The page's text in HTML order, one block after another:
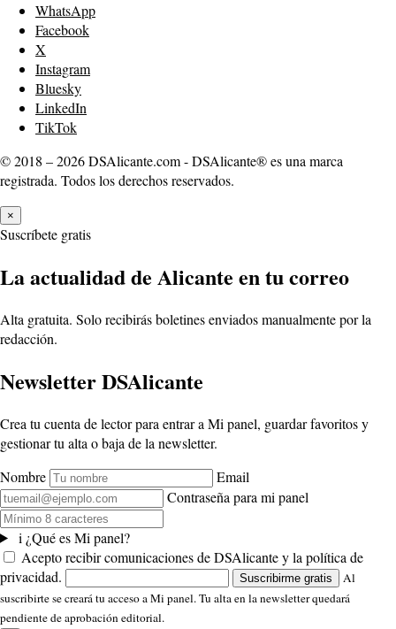
WhatsApp
Facebook
X
Instagram
Bluesky
LinkedIn
TikTok
© 2018 – 2026 DSAlicante.com - DSAlicante® es una marca
registrada. Todos los derechos reservados.
×
Suscríbete gratis
La actualidad de Alicante en tu correo
Alta gratuita. Solo recibirás boletines enviados manualmente por la
redacción.
Newsletter DSAlicante
Crea tu cuenta de lector para entrar a Mi panel, guardar favoritos y
gestionar tu alta o baja de la newsletter.
Nombre
Email
Contraseña para mi panel
i ¿Qué es Mi panel?
Acepto recibir comunicaciones de DSAlicante y la política de
privacidad.
Suscribirme gratis
Al
suscribirte se creará tu acceso a Mi panel. Tu alta en la newsletter quedará
pendiente de aprobación editorial.